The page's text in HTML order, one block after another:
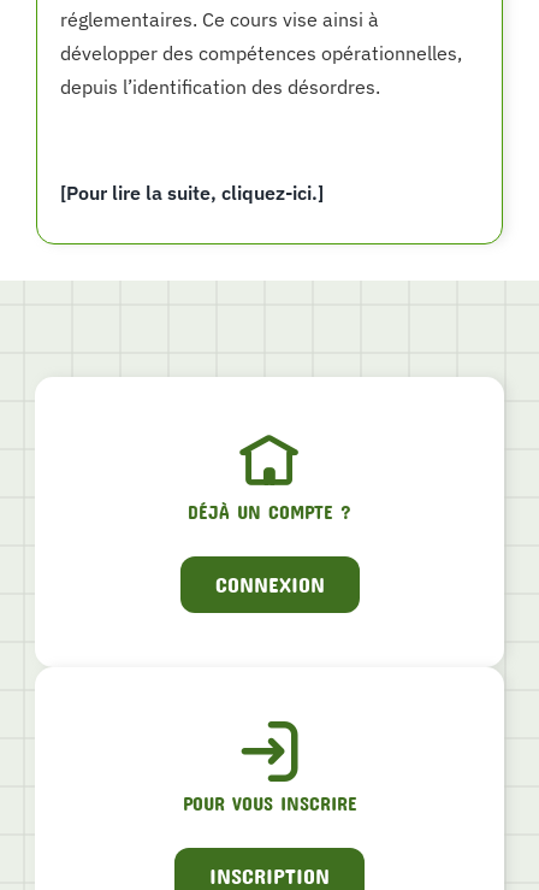
réglementaires. Ce cours vise ainsi à
développer des compétences opérationnelles,
depuis l’identification des désordres.
[Pour lire la suite, cliquez-ici.]
DÉJÀ UN COMPTE ?
CONNEXION
POUR VOUS INSCRIRE
INSCRIPTION